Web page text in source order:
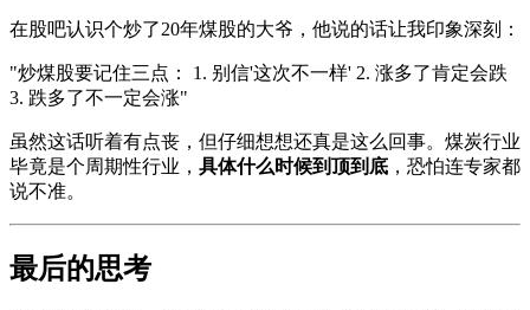
在股吧认识个炒了20年煤股的大爷，他说的话让我印象深刻：
"炒煤股要记住三点： 1. 别信'这次不一样' 2. 涨多了肯定会跌
3. 跌多了不一定会涨"
虽然这话听着有点丧，但仔细想想还真是这么回事。煤炭行业
毕竟是个周期性行业， 具体什么时候到顶到底 ，恐怕连专家都
说不准。
最后的思考